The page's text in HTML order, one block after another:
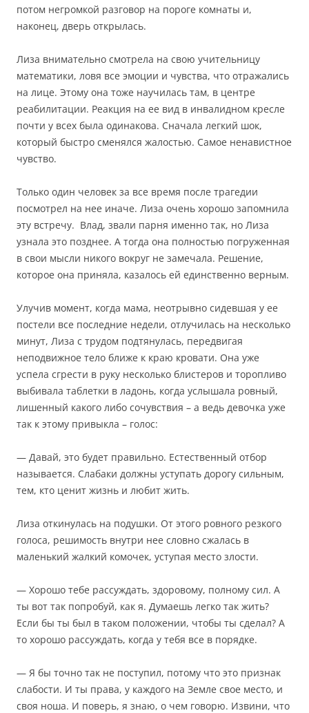
потом негромкой разговор на пороге комнаты и,
наконец, дверь открылась.
Лиза внимательно смотрела на свою учительницу
математики, ловя все эмоции и чувства, что отражались
на лице. Этому она тоже научилась там, в центре
реабилитации. Реакция на ее вид в инвалидном кресле
почти у всех была одинакова. Сначала легкий шок,
который быстро сменялся жалостью. Самое ненавистное
чувство.
Только один человек за все время после трагедии
посмотрел на нее иначе. Лиза очень хорошо запомнила
эту встречу. Влад, звали парня именно так, но Лиза
узнала это позднее. А тогда она полностью погруженная
в свои мысли никого вокруг не замечала. Решение,
которое она приняла, казалось ей единственно верным.
Улучив момент, когда мама, неотрывно сидевшая у ее
постели все последние недели, отлучилась на несколько
минут, Лиза с трудом подтянулась, передвигая
неподвижное тело ближе к краю кровати. Она уже
успела сгрести в руку несколько блистеров и торопливо
выбивала таблетки в ладонь, когда услышала ровный,
лишенный какого либо сочувствия – а ведь девочка уже
так к этому привыкла – голос:
— Давай, это будет правильно. Естественный отбор
называется. Слабаки должны уступать дорогу сильным,
тем, кто ценит жизнь и любит жить.
Лиза откинулась на подушки. От этого ровного резкого
голоса, решимость внутри нее словно сжалась в
маленький жалкий комочек, уступая место злости.
— Хорошо тебе рассуждать, здоровому, полному сил. А
ты вот так попробуй, как я. Думаешь легко так жить?
Если бы ты был в таком положении, чтобы ты сделал? А
то хорошо рассуждать, когда у тебя все в порядке.
— Я бы точно так не поступил, потому что это признак
слабости. И ты права, у каждого на Земле свое место, и
своя ноша. И поверь, я знаю, о чем говорю. Извини, что